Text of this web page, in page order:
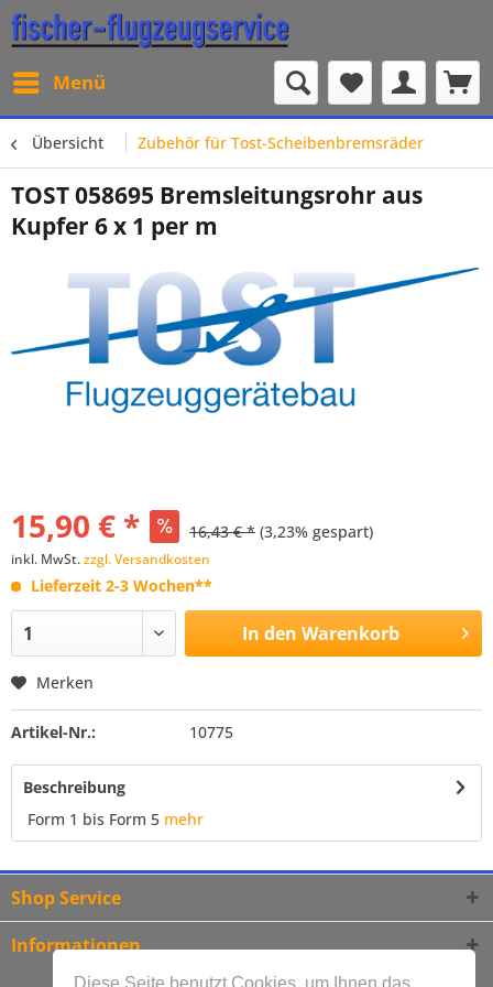
Diese Seite benutzt Cookies, um Ihnen das
Menü
Übersicht Zubehör für Tost-Scheibenbremsräder
TOST 058695 Bremsleitungsrohr aus
Kupfer 6 x 1 per m
15,90 € * 16,43 € * (3,23% gespart)
inkl. MwSt.zzgl. Versandkosten
Lieferzeit 2-3 Wochen**
In den Warenkorb
Merken
Artikel-Nr.: 10775
Beschreibung
Form 1 bis Form 5 mehr
Shop Service
Informationen